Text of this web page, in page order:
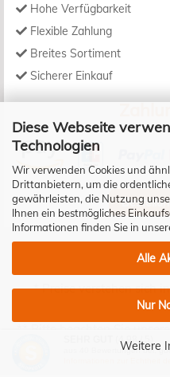
Diese Webseite
Technologien
Wir verwenden Cookies und
Drittanbietern, um die
gewährleisten, die Nutzung
Ihnen ein bestmögliches
Informationen finden Sie in
Alle
Nur
Weitere
Hohe Verfügbarkeit
Flexible Zahlung
Breites Sortiment
Sicherer Einkauf
* Preise verstehen sich
(4.98 / 5)
Bewertungen bei: